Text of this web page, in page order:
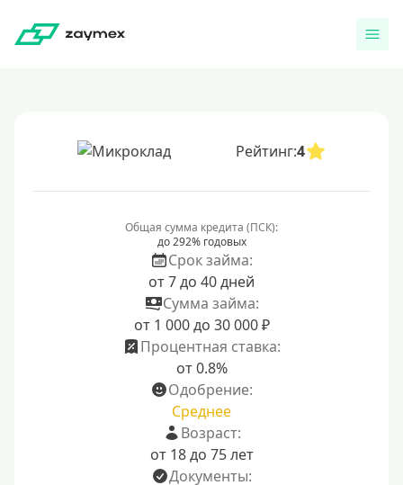
Рейтинг:4
Общая сумма кредита (ПСК):
до 292% годовых
Срок займа:
от 7 до 40 дней
Сумма займа:
от 1 000 до 30 000 ₽
Процентная ставка:
от 0.8%
Одобрение:
Среднее
Возраст:
от 18 до 75 лет
Документы: